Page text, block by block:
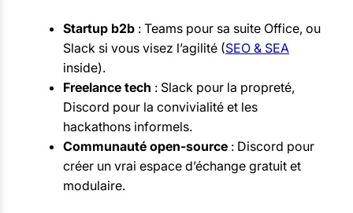
Startup b2b : Teams pour sa suite Office, ou
Slack si vous visez l’agilité (SEO & SEA
inside).
Freelance tech : Slack pour la propreté,
Discord pour la convivialité et les
hackathons informels.
Communauté open-source : Discord pour
créer un vrai espace d’échange gratuit et
modulaire.